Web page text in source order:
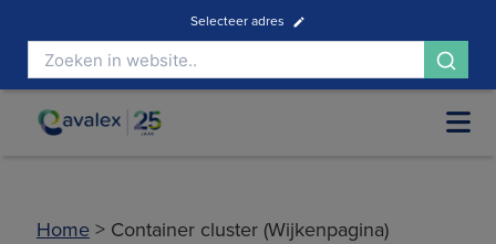
Selecteer adres
Home > Container cluster (Wijkenpagina)